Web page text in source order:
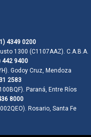
4349 0200
1300 (C1107AAZ). C.A.B.A.
442 9400
Godoy Cruz, Mendoza
2583
Paraná, Entre Ríos
8000
Rosario, Santa Fe